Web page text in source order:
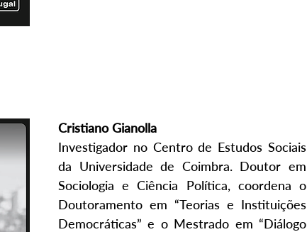
Cristiano Gianolla
Investigador no Centro de Estudos Sociais
da Universidade de Coimbra. Doutor em
Sociologia e Ciência Política, coordena o
Doutoramento em “Teorias e Instituições
Democráticas” e o Mestrado em “Diálogo